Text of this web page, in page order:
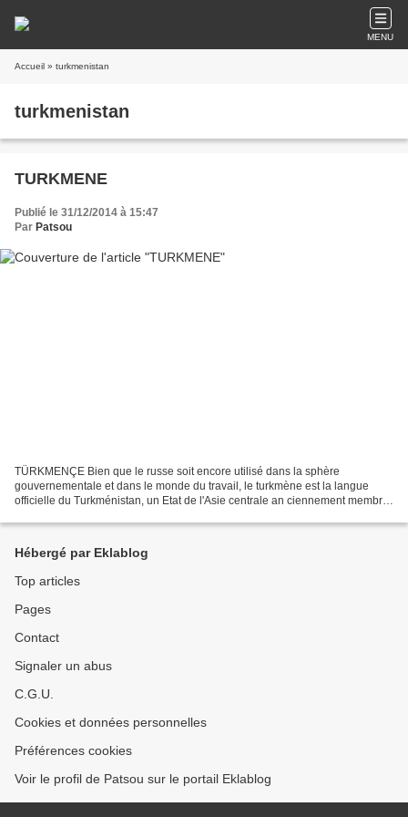
MENU
Accueil » turkmenistan
turkmenistan
TURKMENE
Publié le 31/12/2014 à 15:47
Par Patsou
TÜRKMENÇE Bien que le russe soit encore utilisé dans la sphère
gouvernementale et dans le monde du travail, le turkmène est la langue
officielle du Turkménistan, un Etat de l'Asie centrale an ciennement membre
Hébergé par Eklablog
Top articles
Pages
Contact
Signaler un abus
C.G.U.
Cookies et données personnelles
Préférences cookies
Voir le profil de Patsou sur le portail Eklablog